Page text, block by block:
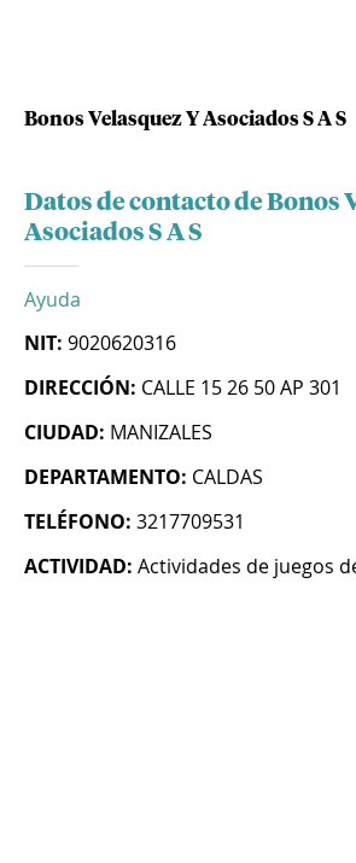
Bonos Velasquez Y Asociados S A S
Datos de contacto de Bonos
Asociados S A S
Ayuda
NIT: 9020620316
DIRECCIÓN: CALLE 15 26 50 AP 301
CIUDAD: MANIZALES
DEPARTAMENTO: CALDAS
TELÉFONO: 3217709531
ACTIVIDAD: Actividades de juegos